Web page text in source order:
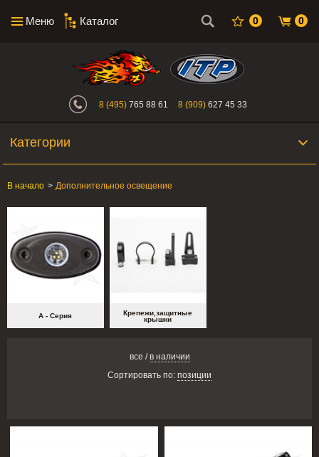
Меню Каталог 0 0
Интернет-магазин "Поросенок".
8 (495) 765 88 61 8 (909) 627 45 33
Категории
В начало > Дополнительное освещение
A - Серия
Крепежи,защитные
крышки
все /в наличии
Сортировать по: позиции